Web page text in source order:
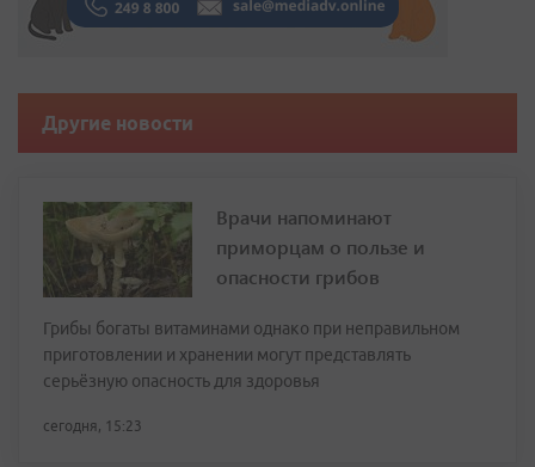
Другие новости
Врачи напоминают
приморцам о пользе и
опасности грибов
Грибы богаты витаминами однако при неправильном
приготовлении и хранении могут представлять
серьёзную опасность для здоровья
сегодня, 15:23